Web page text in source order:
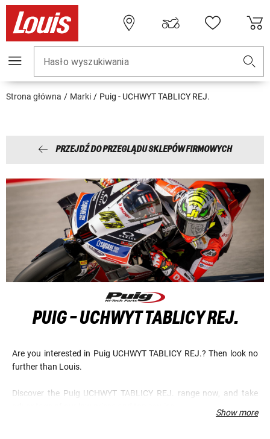
Hasło wyszukiwania
Strona główna Marki Puig - UCHWYT TABLICY REJ.
PRZEJDŹ DO PRZEGLĄDU SKLEPÓW FIRMOWYCH
PUIG - UCHWYT TABLICY REJ.
Are you interested in Puig UCHWYT TABLICY REJ.? Then look no
further than Louis.
Discover the Puig UCHWYT TABLICY REJ. range now, and take
Show more